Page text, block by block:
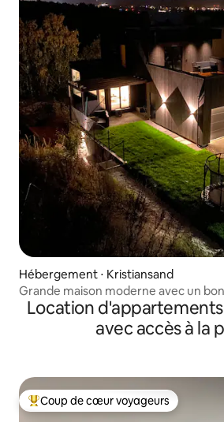
Hébergement ⋅ Kristiansand
Grande maison moderne avec un
Location
avec accès à la
Coups de cœur voyageurs les plus
Coup de cœur voyageurs